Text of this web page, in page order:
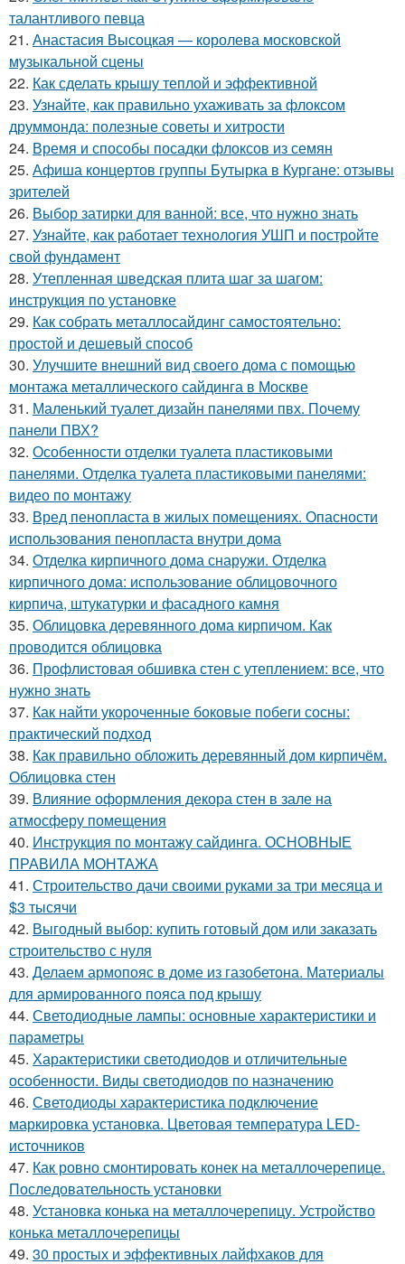
талантливого певца
21. Анастасия Высоцкая — королева московской
музыкальной сцены
22. Как сделать крышу теплой и эффективной
23. Узнайте, как правильно ухаживать за флоксом
друммонда: полезные советы и хитрости
24. Время и способы посадки флоксов из семян
25. Афиша концертов группы Бутырка в Кургане: отзывы
зрителей
26. Выбор затирки для ванной: все, что нужно знать
27. Узнайте, как работает технология УШП и постройте
свой фундамент
28. Утепленная шведская плита шаг за шагом:
инструкция по установке
29. Как собрать металлосайдинг самостоятельно:
простой и дешевый способ
30. Улучшите внешний вид своего дома с помощью
монтажа металлического сайдинга в Москве
31. Маленький туалет дизайн панелями пвх. Почему
панели ПВХ?
32. Особенности отделки туалета пластиковыми
панелями. Отделка туалета пластиковыми панелями:
видео по монтажу
33. Вред пенопласта в жилых помещениях. Опасности
использования пенопласта внутри дома
34. Отделка кирпичного дома снаружи. Отделка
кирпичного дома: использование облицовочного
кирпича, штукатурки и фасадного камня
35. Облицовка деревянного дома кирпичом. Как
проводится облицовка
36. Профлистовая обшивка стен с утеплением: все, что
нужно знать
37. Как найти укороченные боковые побеги сосны:
практический подход
38. Как правильно обложить деревянный дом кирпичём.
Облицовка стен
39. Влияние оформления декора стен в зале на
атмосферу помещения
40. Инструкция по монтажу сайдинга. ОСНОВНЫЕ
ПРАВИЛА МОНТАЖА
41. Строительство дачи своими руками за три месяца и
$3 тысячи
42. Выгодный выбор: купить готовый дом или заказать
строительство с нуля
43. Делаем армопояс в доме из газобетона. Материалы
для армированного пояса под крышу
44. Светодиодные лампы: основные характеристики и
параметры
45. Характеристики светодиодов и отличительные
особенности. Виды светодиодов по назначению
46. Светодиоды характеристика подключение
маркировка установка. Цветовая температура LED-
источников
47. Как ровно смонтировать конек на металлочерепице.
Последовательность установки
48. Установка конька на металлочерепицу. Устройство
конька металлочерепицы
49. 30 простых и эффективных лайфхаков для